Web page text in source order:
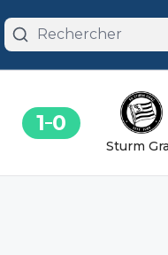
1 0
Sturm